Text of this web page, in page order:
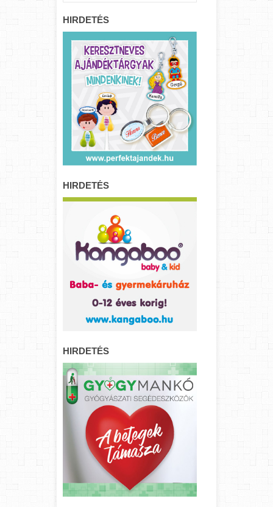
HIRDETÉS
HIRDETÉS
HIRDETÉS